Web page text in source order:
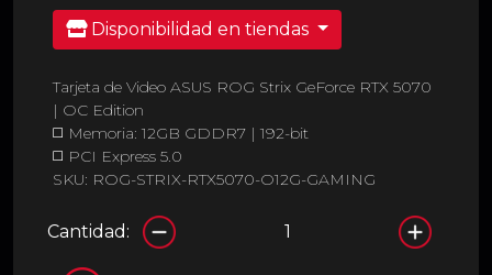
Disponibilidad en tiendas
Tarjeta de Video ASUS ROG Strix GeForce RTX 5070
| OC Edition
◻️ Memoria: 12GB GDDR7 | 192-bit
◻️ PCI Express 5.0
SKU: ROG-STRIX-RTX5070-O12G-GAMING
Cantidad: